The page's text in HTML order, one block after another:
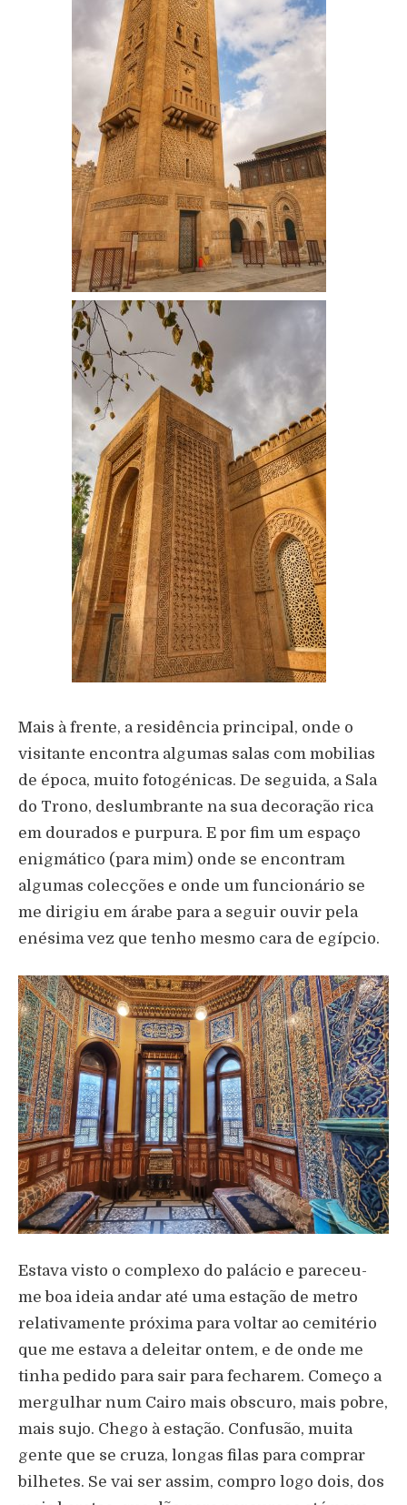
Mais à frente, a residência principal, onde o
visitante encontra algumas salas com mobilias
de época, muito fotogénicas. De seguida, a Sala
do Trono, deslumbrante na sua decoração rica
em dourados e purpura. E por fim um espaço
enigmático (para mim) onde se encontram
algumas colecções e onde um funcionário se
me dirigiu em árabe para a seguir ouvir pela
enésima vez que tenho mesmo cara de egípcio.
Estava visto o complexo do palácio e pareceu-
me boa ideia andar até uma estação de metro
relativamente próxima para voltar ao cemitério
que me estava a deleitar ontem, e de onde me
tinha pedido para sair para fecharem. Começo a
mergulhar num Cairo mais obscuro, mais pobre,
mais sujo. Chego à estação. Confusão, muita
gente que se cruza, longas filas para comprar
bilhetes. Se vai ser assim, compro logo dois, dos